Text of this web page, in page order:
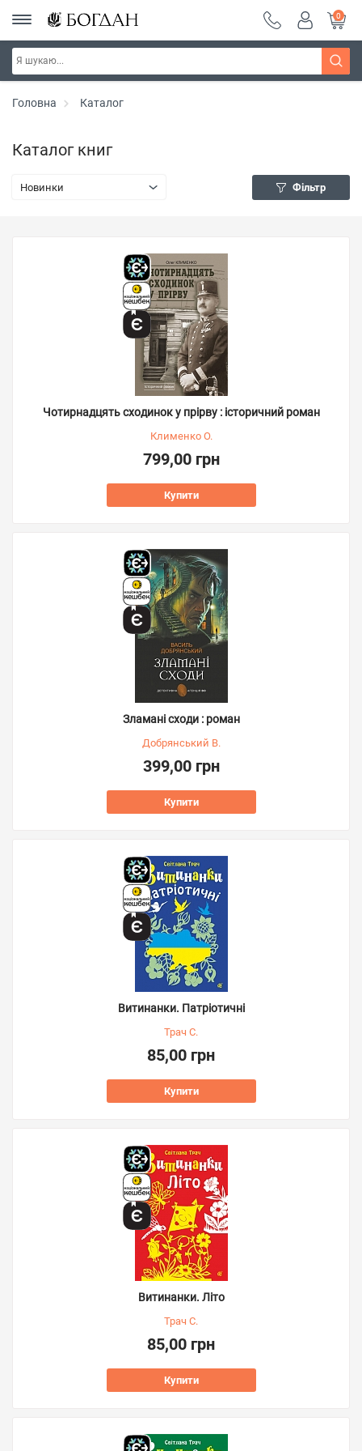
0
Головна Каталог
Каталог книг
Новинки Фільтр
Чотирнадцять сходинок у прірву : історичний роман
Клименко О.
799,00 грн
Купити
Зламані сходи : роман
Добрянський В.
399,00 грн
Купити
Витинанки. Патріотичні
Трач С.
85,00 грн
Купити
Витинанки. Літо
Трач С.
85,00 грн
Купити